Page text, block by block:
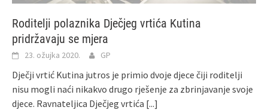
Roditelji polaznika Dječjeg vrtića Kutina
pridržavaju se mjera
23. ožujka 2020. GP
Dječji vrtić Kutina jutros je primio dvoje djece čiji roditelji
nisu mogli naći nikakvo drugo rješenje za zbrinjavanje svoje
djece. Ravnateljica Dječjeg vrtića [...]